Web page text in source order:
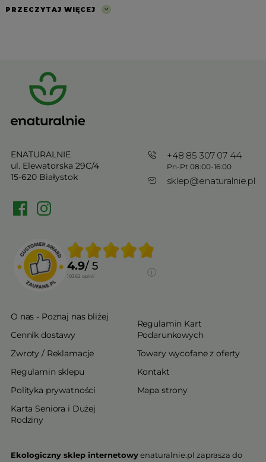
PRZECZYTAJ WIĘCEJ
ENATURALNIE
ul. Elewatorska 29C/4
15-620 Białystok
+48 85 307 07 44
Pn-Pt 08:00-16:00
sklep@enaturalnie.pl
4.9/ 5
10362 opinii
O nas - Poznaj nas bliżej
Cennik dostawy
Zwroty / Reklamacje
Regulamin sklepu
Polityka prywatności
Karta Seniora i Dużej
Rodziny
Regulamin Kart
Podarunkowych
Towary wycofane z oferty
Kontakt
Mapa strony
Ekologiczny sklep internetowyenaturalnie.pl zaprasza do